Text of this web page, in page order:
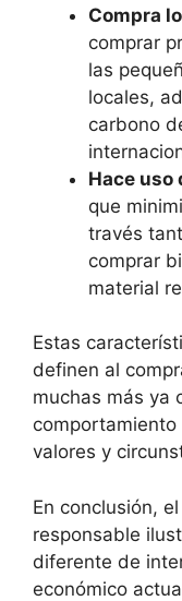
Compra
comprar
las
locales,
carbono
Hace uso
que
través
comprar
material
Estas
definen al
muchas más ya
valores y
En conclusión,
responsable
diferente de
económico